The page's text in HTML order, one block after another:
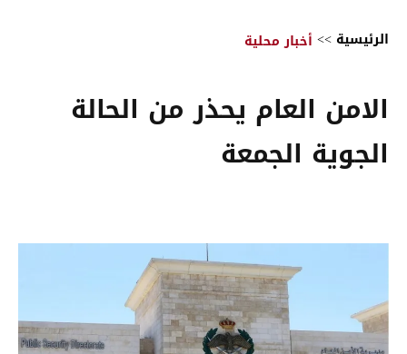
الرئيسية >> أخبار محلية
الامن العام يحذر من الحالة
الجوية الجمعة